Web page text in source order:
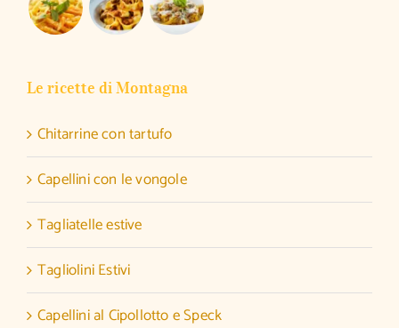
Le ricette di Montagna
Chitarrine con tartufo
Capellini con le vongole
Tagliatelle estive
Tagliolini Estivi
Capellini al Cipollotto e Speck